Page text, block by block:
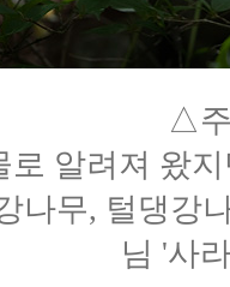
△
로 알려져 왔
나무, 털댕강
님 '사